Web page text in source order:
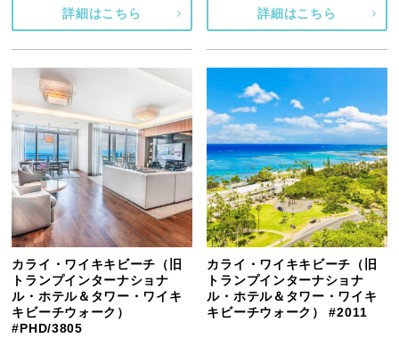
詳細はこちら 詳細はこちら
カライ・ワイキキビーチ（旧
トランプインターナショナ
ル・ホテル＆タワー・ワイキ
キビーチウォーク）
#PHD/3805
カライ・ワイキキビーチ（旧
トランプインターナショナ
ル・ホテル＆タワー・ワイキ
キビーチウォーク） #2011